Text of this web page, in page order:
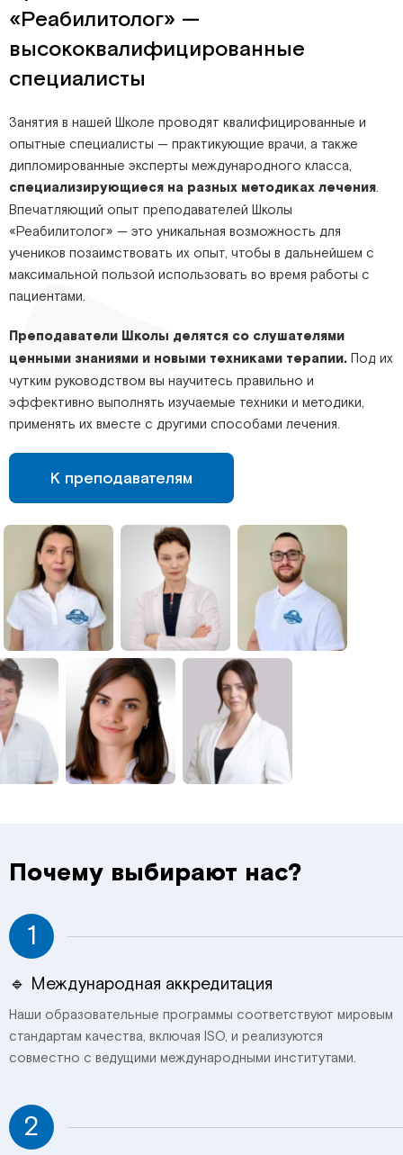
«Реабилитолог» —
высококвалифицированные
специалисты
Занятия в нашей Школе проводят квалифицированные и
опытные специалисты — практикующие врачи, а также
дипломированные эксперты международного класса,
специализирующиеся на разных методиках лечения
Впечатляющий опыт преподавателей Школы
«Реабилитолог» — это уникальная возможность для
учеников позаимствовать их опыт, чтобы в дальнейшем с
максимальной пользой использовать во время работы с
пациентами.
Преподаватели Школы делятся со слушателями
ценными знаниями и новыми техниками терапии. Под их
чутким руководством вы научитесь правильно и
эффективно выполнять изучаемые техники и методики,
применять их вместе с другими способами лечения.
К преподавателям
Почему выбирают нас?
1
🔹 Международная аккредитация
Наши образовательные программы соответствуют мировым
стандартам качества, включая ISO, и реализуются
совместно с ведущими международными институтами.
2